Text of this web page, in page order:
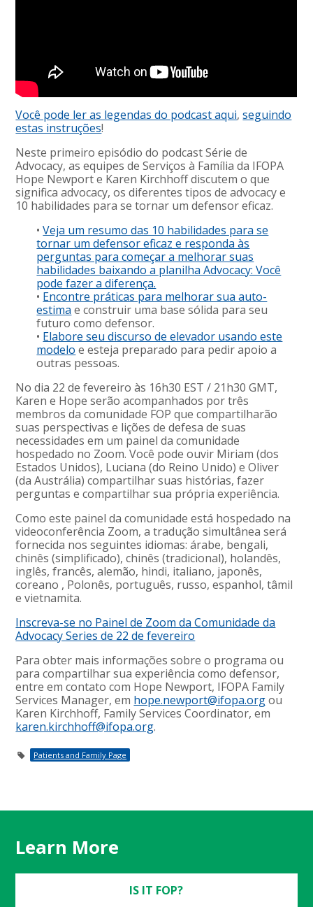
Você pode ler as legendas do podcast aqui,seguindo
estas instruções!
Neste primeiro episódio do podcast Série de
Advocacy, as equipes de Serviços à Família da IFOPA
Hope Newport e Karen Kirchhoff discutem o que
significa advocacy, os diferentes tipos de advocacy e
10 habilidades para se tornar um defensor eficaz.
•Veja um resumo das 10 habilidades para se
tornar um defensor eficaz e responda às
perguntas para começar a melhorar suas
habilidades baixando a planilha Advocacy: Você
pode fazer a diferença.
• Encontre práticas para melhorar sua auto-
estima e construir uma base sólida para seu
futuro como defensor.
• Elabore seu discurso de elevador usando este
modelo e esteja preparado para pedir apoio a
outras pessoas.
No dia 22 de fevereiro às 16h30 EST / 21h30 GMT,
Karen e Hope serão acompanhados por três
membros da comunidade FOP que compartilharão
suas perspectivas e lições de defesa de suas
necessidades em um painel da comunidade
hospedado no Zoom. Você pode ouvir Miriam (dos
Estados Unidos), Luciana (do Reino Unido) e Oliver
(da Austrália) compartilhar suas histórias, fazer
perguntas e compartilhar sua própria experiência.
Como este painel da comunidade está hospedado na
videoconferência Zoom, a tradução simultânea será
fornecida nos seguintes idiomas: árabe, bengali,
chinês (simplificado), chinês (tradicional), holandês,
inglês, francês, alemão, hindi, italiano, japonês,
coreano , Polonês, português, russo, espanhol, tâmil
e vietnamita.
Inscreva-se no Painel de Zoom da Comunidade da
Advocacy Series de 22 de fevereiro
Para obter mais informações sobre o programa ou
para compartilhar sua experiência como defensor,
entre em contato com Hope Newport, IFOPA Family
Services Manager, em hope.newport@ifopa.orgou
Karen Kirchhoff, Family Services Coordinator, em
karen.kirchhoff@ifopa.org.
Patients and Family Page
Learn More
IS IT FOP?